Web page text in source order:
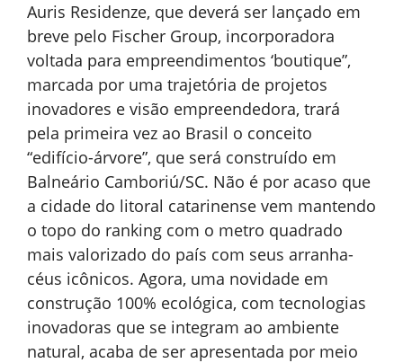
Auris Residenze, que deverá ser lançado em
breve pelo Fischer Group, incorporadora
voltada para empreendimentos ‘boutique”,
marcada por uma trajetória de projetos
inovadores e visão empreendedora, trará
pela primeira vez ao Brasil o conceito
“edifício-árvore”, que será construído em
Balneário Camboriú/SC. Não é por acaso que
a cidade do litoral catarinense vem mantendo
o topo do ranking com o metro quadrado
mais valorizado do país com seus arranha-
céus icônicos. Agora, uma novidade em
construção 100% ecológica, com tecnologias
inovadoras que se integram ao ambiente
natural, acaba de ser apresentada por meio